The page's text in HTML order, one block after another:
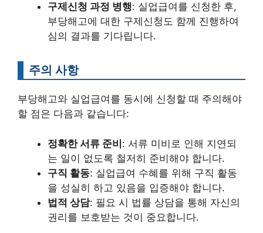
구제신청 과정 병행: 실업급여를 신청한 후,
부당해고에 대한 구제신청도 함께 진행하여
심의 결과를 기다립니다.
주의 사항
부당해고와 실업급여를 동시에 신청할 때 주의해야
할 점은 다음과 같습니다:
정확한 서류 준비: 서류 미비로 인해 지연되
는 일이 없도록 철저히 준비해야 합니다.
구직 활동: 실업급여 수혜를 위해 구직 활동
을 성실히 하고 있음을 입증해야 합니다.
법적 상담: 필요 시 법률 상담을 통해 자신의
권리를 보호받는 것이 중요합니다.